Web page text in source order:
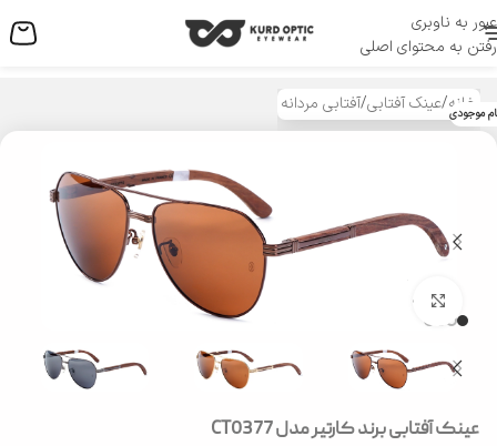
عبور به ناوبری
رفتن به محتوای اصلی
منو
خانه/عینک آفتابی/آفتابی مردانه موجودی
بزرگنمایی تصویر
عینک آفتابی برند کارتیر مدل CT0377